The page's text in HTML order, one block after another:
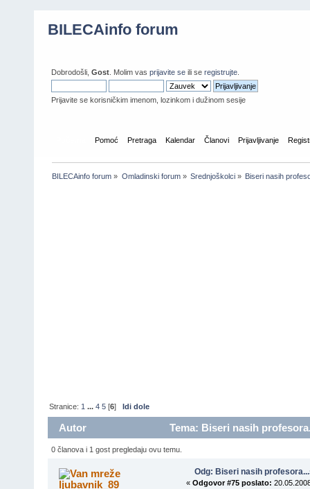
BILECAinfo forum
Dobrodošli, Gost . Molim vas prijavite se ili se registrujte
Prijavite se korisničkim imenom, lozinkom i dužinom sesije
Pomoć Pretraga Kalendar Članovi Prijavljivanje
BILECAinfo forum » Omladinski forum» Srednjoškolci» Biseri nasih
Stranice: 1 ...4 5 [6]Idi dole
Autor Tema: Biseri nasih
0 članova i 1 gost pregledaju ovu temu.
ljubavnik_89
Odg: Biseri nasih
« Odgovor #75 poslato: